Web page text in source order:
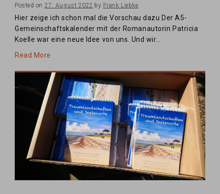
Posted on 27. August 2022 by Frank Liebke
Hier zeige ich schon mal die Vorschau dazu Der A5-
Gemeinschaftskalender mit der Romanautorin Patricia
Koelle war eine neue Idee von uns. Und wir…
Read More